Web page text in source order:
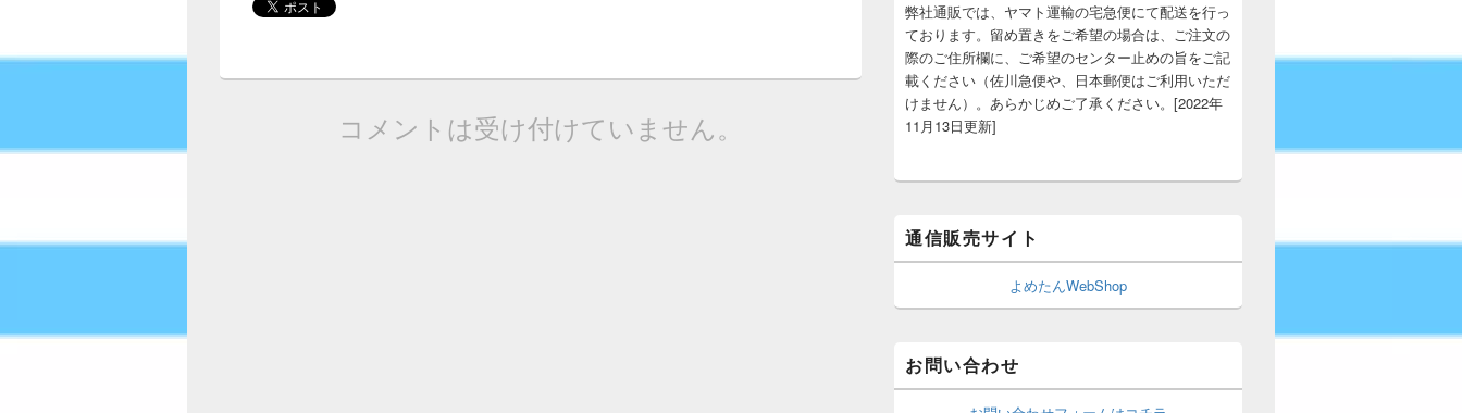
コメントは受け付けていません。
弊社通販では、ヤマト運輸の宅急便にて配送を行っ
ております。留め置きをご希望の場合は、ご注文の
際のご住所欄に、ご希望のセンター止めの旨をご記
載ください（佐川急便や、日本郵便はご利用いただ
けません）。あらかじめご了承ください。[2022年
11月13日更新]
通信販売サイト
よめたんWebShop
お問い合わせ